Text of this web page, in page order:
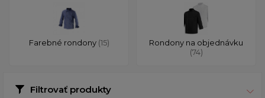
Farebné rondony (15)
Rondony na objednávku
(74)
Filtrovať produkty